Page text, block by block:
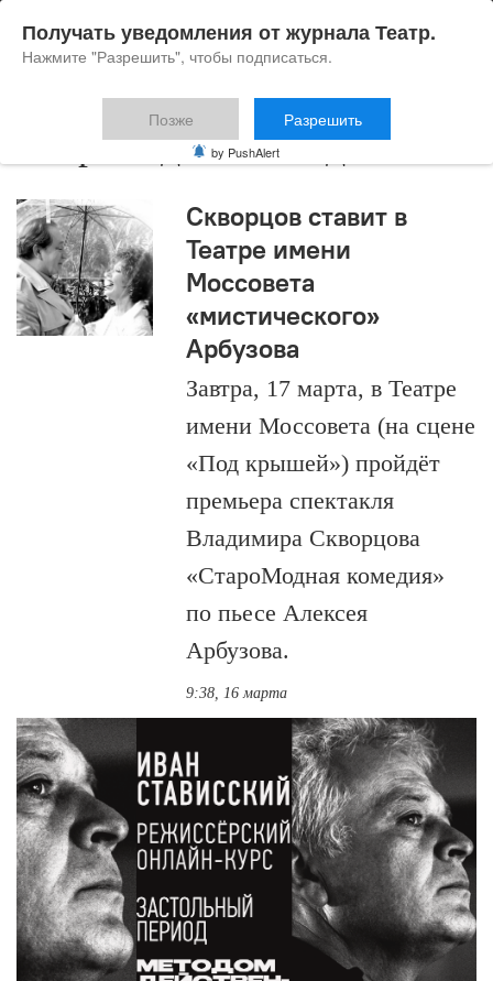
Старомодная комедия
Скворцов ставит в
Театре имени
Моссовета
«мистического»
Арбузова
Завтра, 17 марта, в Театре
имени Моссовета (на сцене
«Под крышей») пройдёт
премьера спектакля
Владимира Скворцова
«СтароМодная комедия»
по пьесе Алексея
Арбузова.
9:38, 16 марта
Получать уведомления от журнала Театр.
Нажмите "Разрешить", чтобы подписаться.
Позже Разрешить
by PushAlert